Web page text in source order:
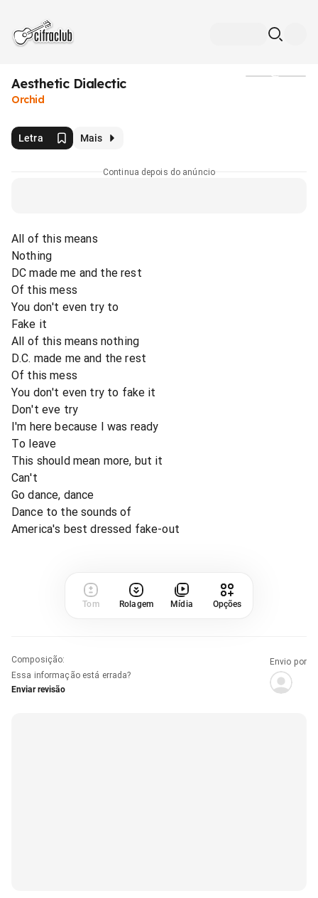
Aesthetic Dialectic
Orchid
Letra Mais
Continua depois do anúncio
All of this means
Nothing
DC made me and the rest
Of this mess
You don't even try to
Fake it
All of this means nothing
D.C. made me and the rest
Of this mess
You don't even try to fake it
Don't eve try
I'm here because I was ready
To leave
This should mean more, but it
Can't
Go dance, dance
Dance to the sounds of
America's best dressed fake-out
Tom Rolagem Mídia Opções
Composição:
Essa informação está errada?
Enviar revisão
Envio por